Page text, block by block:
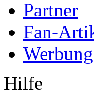
Partner
Fan-
Hilfe